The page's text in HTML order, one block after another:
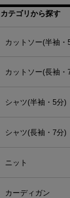
カテゴリから探す
カットソー(半袖
カットソー(長袖・
シャツ(半袖・5分)
シャツ(長袖・7分)
ニット
カーディガン